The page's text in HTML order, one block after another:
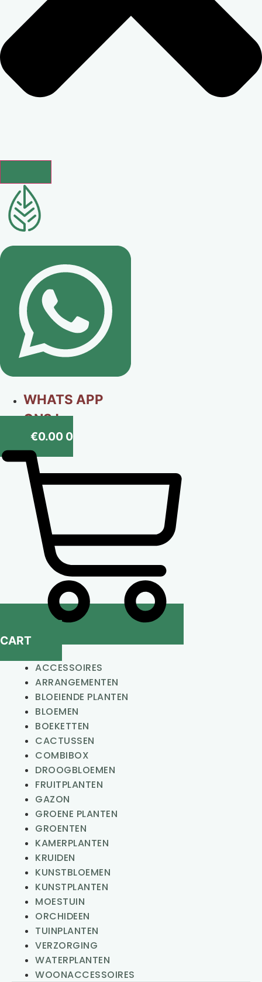
WHATS APP
ONS !
€0.00 0
CART
ACCESSOIRES
ARRANGEMENTEN
BLOEIENDE PLANTEN
BLOEMEN
BOEKETTEN
CACTUSSEN
COMBIBOX
DROOGBLOEMEN
FRUITPLANTEN
GAZON
GROENE PLANTEN
GROENTEN
KAMERPLANTEN
KRUIDEN
KUNSTBLOEMEN
KUNSTPLANTEN
MOESTUIN
ORCHIDEEN
TUINPLANTEN
VERZORGING
WATERPLANTEN
WOONACCESSOIRES